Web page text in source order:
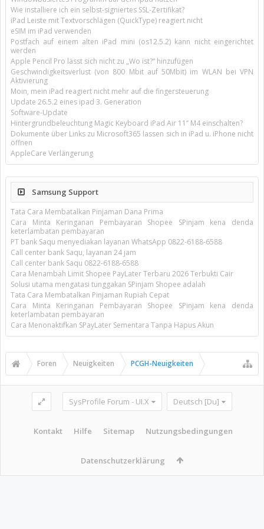
Wie installiere ich ein selbst-signiertes SSL-Zertifikat?
iPad Leiste mit Textvorschlägen (QuickType) reagiert nicht
eSIM im iPad verwenden
Postfach auf einem alten iPad mini (os12.5.2) kann nicht eingerichtet
werden
Apple Pencil Pro lässt sich nicht zu „Wo ist?“ hinzufügen
Geschwindigkeitsverlust (von 800 Mbit auf 50Mbit) im WLAN bei VPN
Aktivierung
Moin, mein iPad reagiert nicht mehr auf die fingersteuerung
Update 26.5.2 eines ipad 3. Generation
Software-Update
Hintergrundbeleuchtung Magic Keyboard iPad Air 11’’ M4 einschalten?
Dokumente über Links zu Microsoft365 lassen sich in iPad u. iPhone nicht
öffnen
AppleCare Verlängerung
Samsung Support
Tata Cara Membatalkan Pinjaman Dana Prima
Cara Minta Keringanan Pembayaran Shopee SPinjam kena denda
keterlambatan pembayaran
PT bank Saqu menyediakan layanan WhatsApp 0822-6188-6588
Call center bank Saqu, layanan 24 jam
Call center bank Saqu 0822-6188-6588
Cara Menambah Limit Shopee PayLater Terbaru 2026 Terbukti Cair
Solusi utama mengatasi tunggakan SPinjam Shopee adalah
Tata Cara Membatalkan Pinjaman Rupiah Cepat
Cara Minta Keringanan Pembayaran Shopee SPinjam kena denda
keterlambatan pembayaran
Cara Menonaktifkan SPayLater Sementara Tanpa Hapus Akun
Foren Neuigkeiten PCGH-Neuigkeiten
SysProfile Forum - UI.X Deutsch [Du]
Kontakt Hilfe Sitemap Nutzungsbedingungen
Datenschutzerklärung